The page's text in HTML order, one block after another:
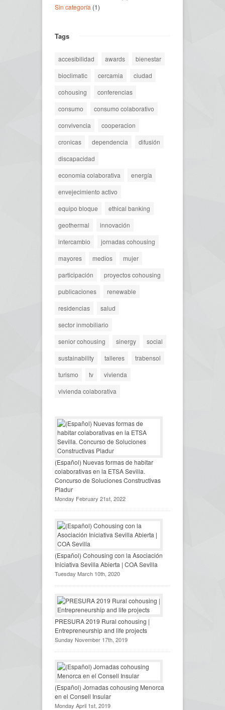
Sin categoría (1)
Tags
accesibilidad awards
bienestar
bioclimatic
cercamia
ciudad
cohousing
conferencias
consumo
consumo colaborativo
convivencia
cooperacion
cronicas
dependencia
difusión
discapacidad
economia colaborativa
energía
envejecimiento activo
equipo bloque
ethical banking
geothermal
innovación
intercambio
jornadas cohousing
mayores
medios
mujer
participación
proyectos cohousing
publicaciones
renewable
residencias
salud
sector inmobiliario
senior cohousing
sinergy
social
sustainability
talleres
trabensol
turismo
tv
vivienda
vivienda colaborativa
(Español) Nuevas formas de habitar
colaborativas en la ETSA Sevilla.
Concurso de Soluciones Constructivas
Pladur
Monday February 21st, 2022
(Español) Cohousing con la Asociación
Iniciativa Sevilla Abierta | COA Sevilla
Tuesday March 10th, 2020
PRESURA 2019 Rural cohousing |
Entrepreneurship and life projects
Sunday November 17th, 2019
(Español) Jornadas cohousing Menorca
en el Consell Insular
Monday April 1st, 2019